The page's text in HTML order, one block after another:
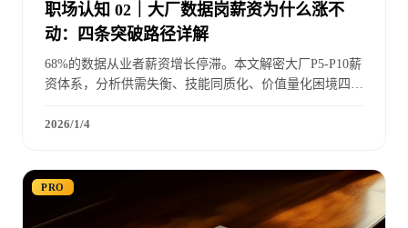
职场认知 02｜大厂数据岗薪资为什么涨不
动：四条突破路径详解
68%的数据从业者薪资增长停滞。本文解密大厂P5-P10薪
资体系，分析供需失衡、技能同质化、价值量化困境四重
突破路径。
2026/1/4
PRO